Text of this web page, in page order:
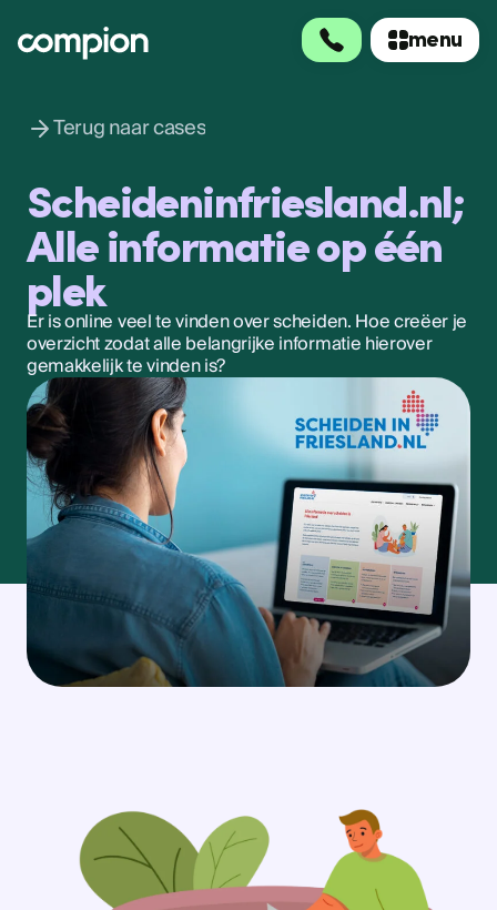
menu
Terug naar cases
Scheideninfriesland.nl;
Alle informatie op één
plek
Er is online veel te vinden over scheiden. Hoe creëer je
overzicht zodat alle belangrijke informatie hierover
gemakkelijk te vinden is?